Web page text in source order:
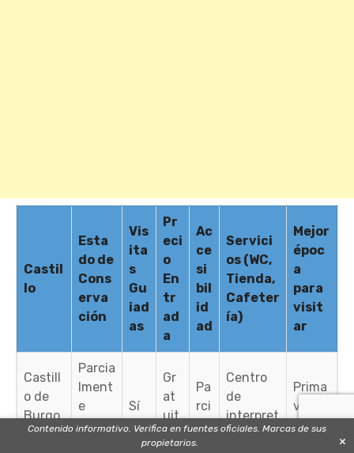
Castil
lo
Esta
do de
Cons
erva
ción
Vis
ita
s
Gu
iad
as
Pr
eci
o
En
tr
ad
a
Ac
ce
si
bil
id
ad
Servici
os (WC,
Tienda,
Cafeter
ía)
Mejor
époc
a
para
visit
ar
Castill
o de
Burgo
s
Parcia
lment
e
resta
Sí
Gr
at
uit
o
Pa
rci
al
Centro
de
interpret
ación
Prima
vera –
Otoño
Contenido informativo. Verifica en fuentes oficiales. Marcas de sus
propietarios.
×